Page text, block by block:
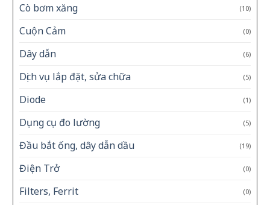
Cò bơm xăng (10)
Cuộn Cảm (0)
Dây dẫn (6)
Dịch vụ lắp đặt, sửa chữa (5)
Diode (1)
Dụng cụ đo lường (5)
Đầu bắt ống, dây dẫn dầu (19)
Điện Trở (0)
Filters, Ferrit (0)